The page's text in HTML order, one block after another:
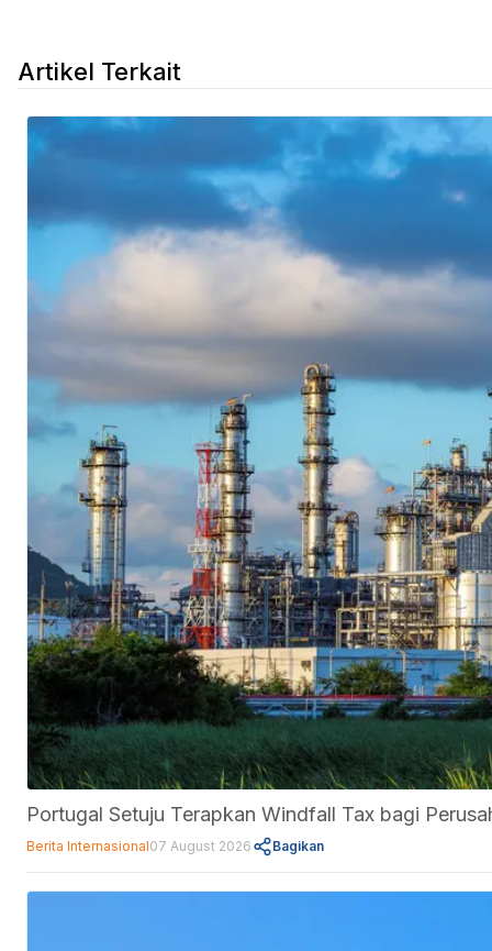
Artikel Terkait
Portugal Setuju Terapkan Windfall Tax bagi
Berita Internasional07 August 2026 Bagikan